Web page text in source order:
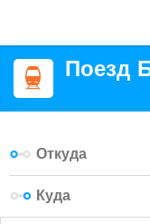
Поезд